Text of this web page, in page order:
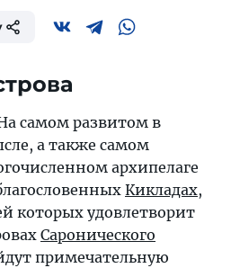
самом развитом в
а также самом
архипелаге
Кикладах,
которых удовлетворит
Саронического
примечательную